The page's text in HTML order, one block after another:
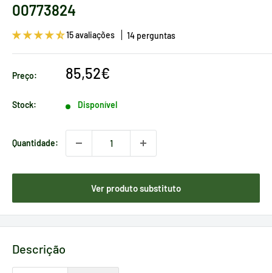
00773824
15 avaliações 14 perguntas
Preço:
Preço
venda
85,52€
Stock: Disponível
Quantidade:
Ver produto substituto
Descrição